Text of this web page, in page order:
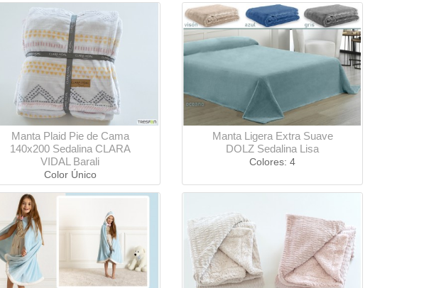
Manta Plaid Pie de Cama
140x200 Sedalina CLARA
VIDAL Barali
Color Único
Manta Ligera Extra Suave
DOLZ Sedalina Lisa
Colores: 4